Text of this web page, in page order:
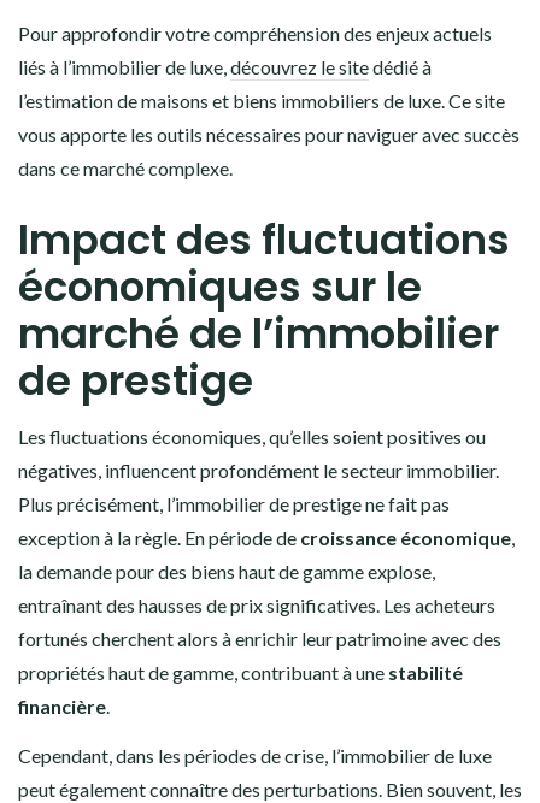
Pour approfondir votre compréhension des enjeux actuels
liés à l’immobilier de luxe, découvrez le sitedédié à
l’estimation de maisons et biens immobiliers de luxe. Ce site
vous apporte les outils nécessaires pour naviguer avec succès
dans ce marché complexe.
Impact des fluctuations
économiques sur le
marché de l’immobilier
de prestige
Les fluctuations économiques, qu’elles soient positives ou
négatives, influencent profondément le secteur immobilier.
Plus précisément, l’immobilier de prestige ne fait pas
exception à la règle. En période de croissance économique
la demande pour des biens haut de gamme explose,
entraînant des hausses de prix significatives. Les acheteurs
fortunés cherchent alors à enrichir leur patrimoine avec des
propriétés haut de gamme, contribuant à une stabilité
financière
Cependant, dans les périodes de crise, l’immobilier de luxe
peut également connaître des perturbations. Bien souvent, les